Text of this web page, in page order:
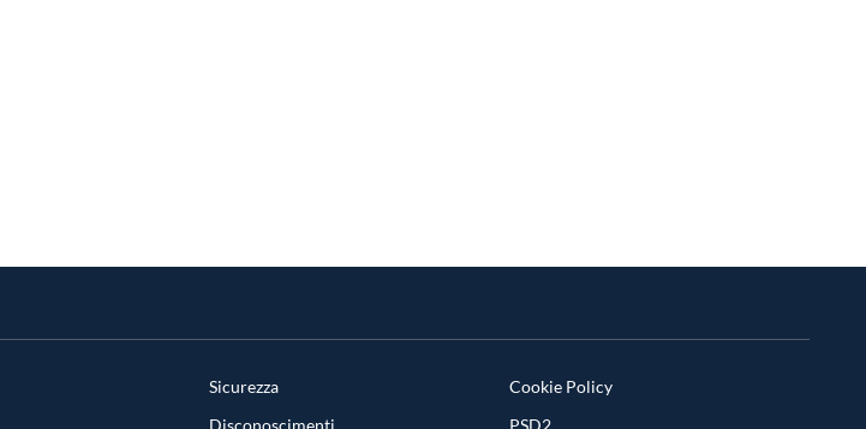
Sicurezza
Disconoscimenti
Cookie Policy
PSD2